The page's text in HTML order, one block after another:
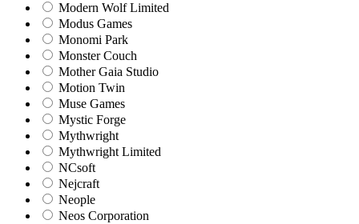
Modern Wolf Limited
Modus Games
Monomi Park
Monster Couch
Mother Gaia Studio
Motion Twin
Muse Games
Mystic Forge
Mythwright
Mythwright Limited
NCsoft
Nejcraft
Neople
Neos Corporation